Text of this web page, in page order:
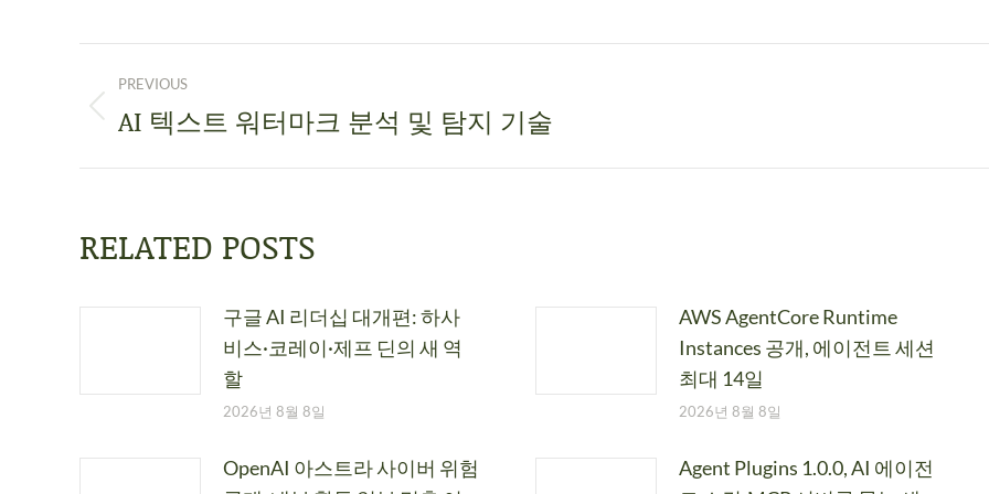
PREVIOUS
AI 텍스트 워터마크 분석 및 탐지 기술
RELATED POSTS
구글 AI 리더십 대개편: 하사
비스·코레이·제프 딘의 새 역
할
2026년 8월 8일
AWS AgentCore Runtime
Instances 공개, 에이전트 세션
최대 14일
2026년 8월 8일
OpenAI 아스트라 사이버 위험
Agent Plugins 1.0.0, AI 에이전